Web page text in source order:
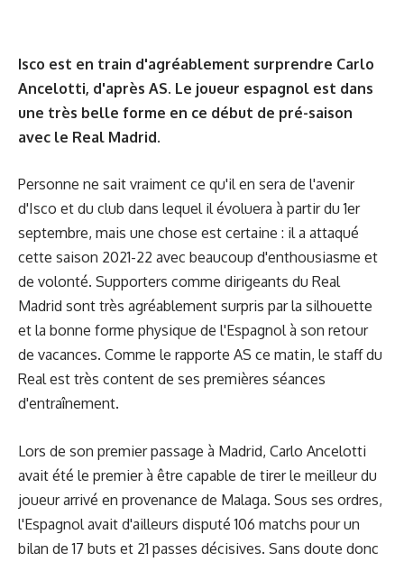
Isco est en train d'agréablement surprendre Carlo
Ancelotti, d'après AS. Le joueur espagnol est dans
une très belle forme en ce début de pré-saison
avec le Real Madrid.
Personne ne sait vraiment ce qu'il en sera de l'avenir
d'Isco et du club dans lequel il évoluera à partir du 1er
septembre, mais une chose est certaine : il a attaqué
cette saison 2021-22 avec beaucoup d'enthousiasme et
de volonté. Supporters comme dirigeants du Real
Madrid sont très agréablement surpris par la silhouette
et la bonne forme physique de l'Espagnol à son retour
de vacances. Comme le rapporte AS ce matin, le staff du
Real est très content de ses premières séances
d'entraînement.
Lors de son premier passage à Madrid, Carlo Ancelotti
avait été le premier à être capable de tirer le meilleur du
joueur arrivé en provenance de Malaga. Sous ses ordres,
l'Espagnol avait d'ailleurs disputé 106 matchs pour un
bilan de 17 buts et 21 passes décisives. Sans doute donc